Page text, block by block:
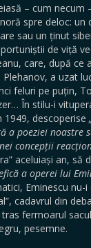
– cum necum
spre deloc: un
sau un ținut
de viță
care, după ce
a uzat
feluri pe puțin,
În stilu-i
1949, descoperise
a poeziei noastre
concepții
aceluiași an, să
a operei lui
Eminescu nu-i
cadavrul din
fermoarul
pesemne.